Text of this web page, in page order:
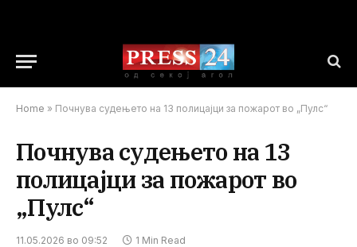
Home » Почнува судењето на 13 полицајци за пожарот во „Пулс“
Почнува судењето на 13
полицајци за пожарот во
„Пулс“
11.05.2026 во 09:52 1 Min Read